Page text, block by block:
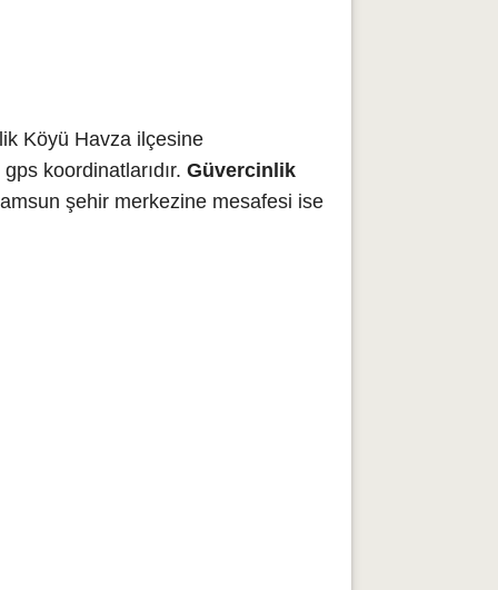
Köyü Havza ilçesine
koordinatlarıdır. Güvercinlik
şehir merkezine mesafesi ise